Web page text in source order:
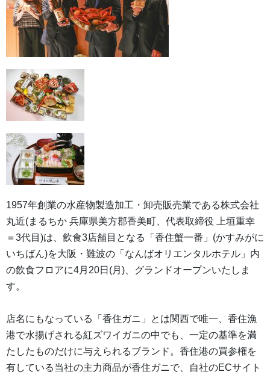
1957年創業の水産物製造加工・卸売販売業である株式会社
丸近(まるちか 兵庫県美方郡香美町、代表取締役 上垣重幸
＝3代目)は、飲食3店舗目となる「香住蟹一番」(かすみがに
いちばん)を大阪・難波の「なんばオリエンタルホテル」内
の飲食フロアに4月20日(月)、グランドオープンいたしま
す。
店名にもなっている「香住ガニ」とは関西で唯一、香住漁
港で水揚げされる紅ズワイガニの中でも、一定の基準を満
たしたものだけに与えられるブランド。香住港の買参権を
有している当社の主力商品が香住ガニで、自社のECサイト